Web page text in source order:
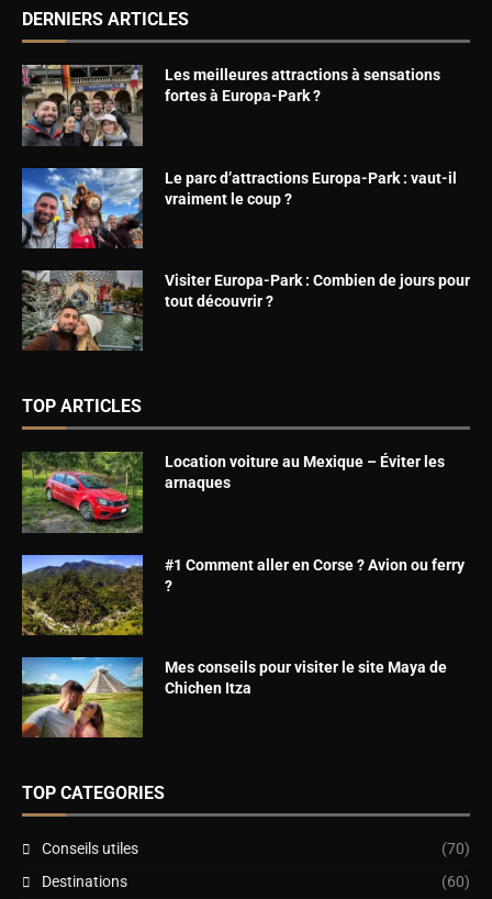
DERNIERS ARTICLES
Les meilleures attractions à sensations
fortes à Europa-Park ?
Le parc d’attractions Europa-Park : vaut-il
vraiment le coup ?
Visiter Europa-Park : Combien de jours pour
tout découvrir ?
TOP ARTICLES
Location voiture au Mexique – Éviter les
arnaques
#1 Comment aller en Corse ? Avion ou ferry
?
Mes conseils pour visiter le site Maya de
Chichen Itza
TOP CATEGORIES
Conseils utiles
(70)
Destinations
(60)